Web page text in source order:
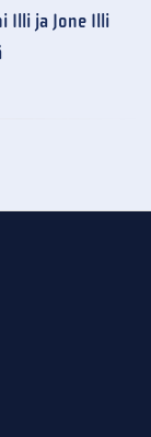
Illi ja Jone Illi